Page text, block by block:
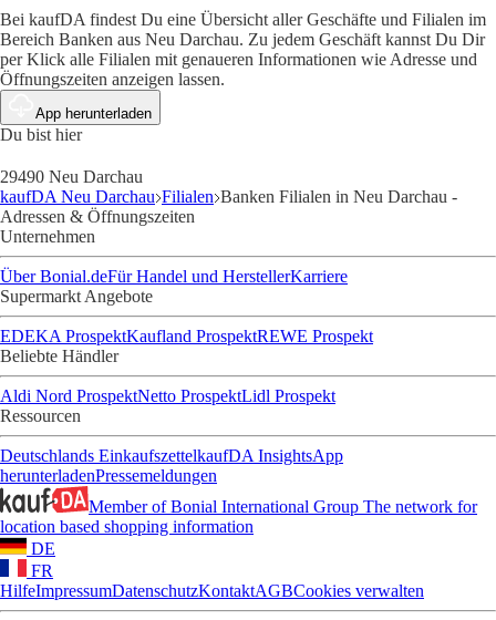
Bei kaufDA findest Du eine Übersicht aller Geschäfte und Filialen im
Bereich Banken aus Neu Darchau. Zu jedem Geschäft kannst Du Dir
per Klick alle Filialen mit genaueren Informationen wie Adresse und
Öffnungszeiten anzeigen lassen.
App herunterladen
Du bist hier
29490 Neu Darchau
kaufDA Neu Darchau Filialen Banken Filialen in Neu Darchau -
Adressen & Öffnungszeiten
Unternehmen
Über Bonial.deFür Handel und HerstellerKarriere
Supermarkt Angebote
EDEKA ProspektKaufland ProspektREWE Prospekt
Beliebte Händler
Aldi Nord ProspektNetto ProspektLidl Prospekt
Ressourcen
Deutschlands EinkaufszettelkaufDA InsightsApp
herunterladenPressemeldungen
Member of Bonial International Group The network for
location based shopping information
DE
FR
HilfeImpressumDatenschutzKontaktAGBCookies verwalten